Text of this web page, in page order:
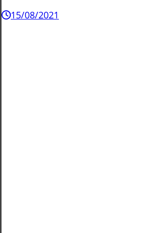
15/08/2021